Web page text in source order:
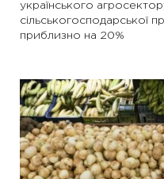
українського
сільськогосподарської
приблизно на 20%